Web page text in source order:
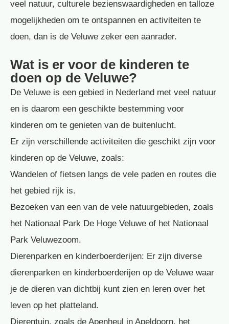
veel natuur, culturele bezienswaardigheden en talloze
mogelijkheden om te ontspannen en activiteiten te
doen, dan is de Veluwe zeker een aanrader.
Wat is er voor de kinderen te
doen op de Veluwe?
De Veluwe is een gebied in Nederland met veel natuur
en is daarom een geschikte bestemming voor
kinderen om te genieten van de buitenlucht.
Er zijn verschillende activiteiten die geschikt zijn voor
kinderen op de Veluwe, zoals:
Wandelen of fietsen langs de vele paden en routes die
het gebied rijk is.
Bezoeken van een van de vele natuurgebieden, zoals
het Nationaal Park De Hoge Veluwe of het Nationaal
Park Veluwezoom.
Dierenparken en kinderboerderijen: Er zijn diverse
dierenparken en kinderboerderijen op de Veluwe waar
je de dieren van dichtbij kunt zien en leren over het
leven op het platteland.
Dierentuin, zoals de Apenheul in Apeldoorn, het